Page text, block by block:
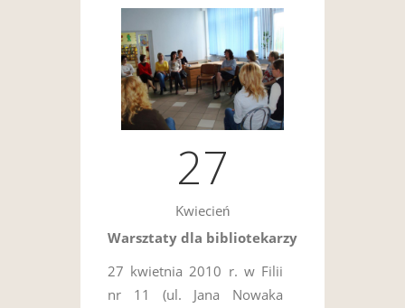
27
Kwiecień
Warsztaty dla bibliotekarzy
27 kwietnia 2010 r. w Filii
nr 11 (ul. Jana Nowaka